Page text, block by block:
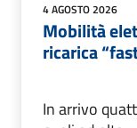
4 AGOSTO 2026
Mobilità
ricarica
In arrivo